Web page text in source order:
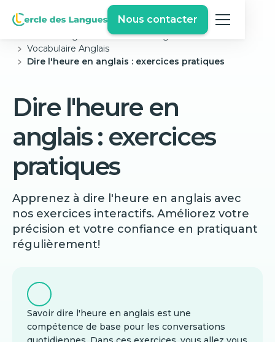
Nous contacter
Exercices Anglais Gratuits
Vocabulaire Anglais
Dire l'heure en anglais : exercices pratiques
Dire l'heure en
anglais : exercices
pratiques
Apprenez à dire l'heure en anglais avec
nos exercices interactifs. Améliorez votre
précision et votre confiance en pratiquant
régulièrement!
Savoir dire l'heure en anglais est une
compétence de base pour les conversations